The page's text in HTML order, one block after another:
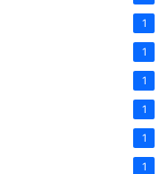
1
1
1
1
1
1